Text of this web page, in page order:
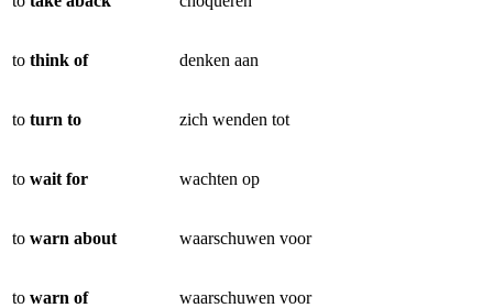
to think of denken aan
to turn to zich wenden tot
to wait for wachten op
to warn about waarschuwen voor
to warn of waarschuwen voor